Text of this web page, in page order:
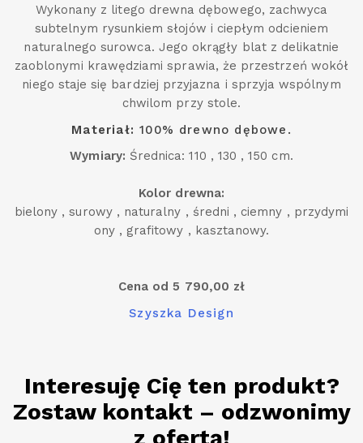
Wykonany z litego drewna dębowego, zachwyca
subtelnym rysunkiem słojów i ciepłym odcieniem
naturalnego surowca. Jego okrągły blat z delikatnie
zaoblonymi krawędziami sprawia, że przestrzeń wokół
niego staje się bardziej przyjazna i sprzyja wspólnym
chwilom przy stole.
Materiał: 100% drewno dębowe.
Wymiary: Średnica: 110 , 130 , 150 cm.
Kolor drewna:
bielony , surowy , naturalny , średni , ciemny , przydymi
ony , grafitowy , kasztanowy.
Cena od 5 790,00 zł
Szyszka Design
Interesuję Cię ten produkt?
Zostaw kontakt – odzwonimy